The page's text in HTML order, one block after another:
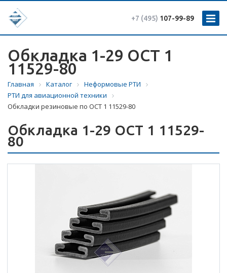
+7 (495) 107-99-89
Обкладка 1-29 ОСТ 1
11529-80
Главная Каталог
Неформовые РТИ
РТИ для авиационной техники
Обкладки резиновые по ОСТ 1 11529-80
Обкладка 1-29 ОСТ 1 11529-
80